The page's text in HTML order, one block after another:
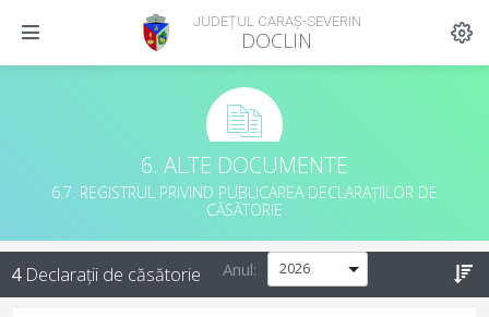
JUDEȚUL CARAȘ-SEVERIN
DOCLIN
6. ALTE DOCUMENTE
6.7. REGISTRUL PRIVIND PUBLICAREA DECLARAȚIILOR DE
CĂSĂTORIE
4 Declarații de căsătorie Anul: